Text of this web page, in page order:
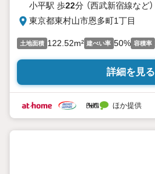
小平駅 歩22分 （西武新宿線など）
東京都東村山市恩多町1丁目
土地面積 122.52m² 建ぺい率 50% 容積率
詳細を見る
ほか提供